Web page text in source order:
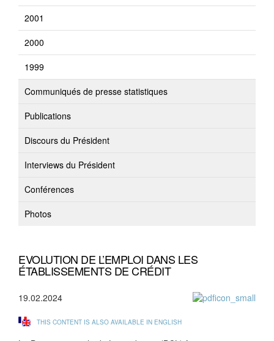
2001
2000
1999
Communiqués de presse statistiques
Publications
Discours du Président
Interviews du Président
Conférences
Photos
EVOLUTION DE L’EMPLOI DANS LES
ÉTABLISSEMENTS DE CRÉDIT
19.02.2024
THIS CONTENT IS ALSO AVAILABLE IN ENGLISH